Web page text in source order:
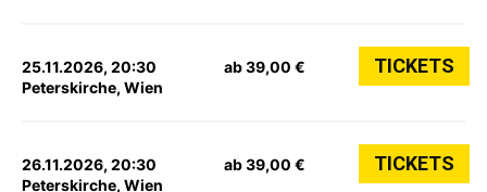
25.11.2026, 20:30
Peterskirche, Wien
ab 39,00 € TICKETS
26.11.2026, 20:30
Peterskirche, Wien
ab 39,00 € TICKETS